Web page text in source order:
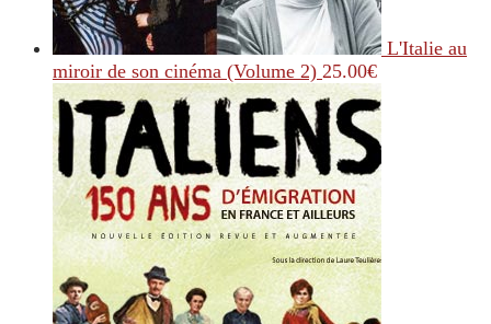
L'Italie au
miroir de son cinéma (Volume 2) 25.00€